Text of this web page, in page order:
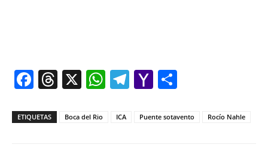
Facebook
Threads
X WhatsApp
Telegram
Yahoo
ETIQUETAS Boca del Rio ICA Puente sotavento Rocío Nahle